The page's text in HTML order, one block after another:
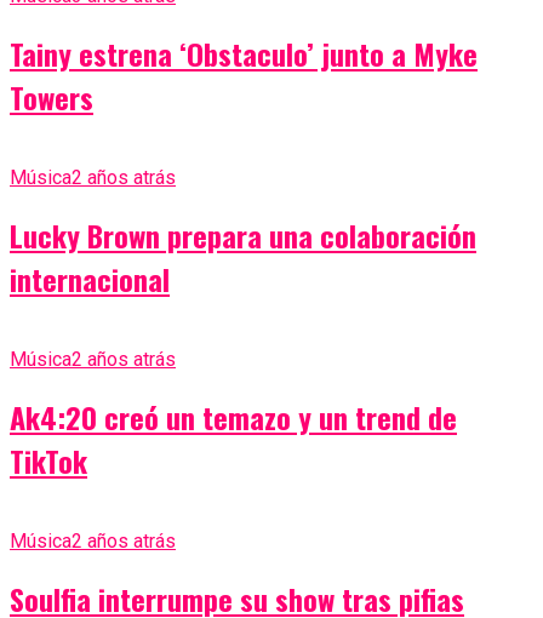
Tainy estrena ‘Obstaculo’ junto a Myke
Towers
Música2 años atrás
Lucky Brown prepara una colaboración
internacional
Música2 años atrás
Ak4:20 creó un temazo y un trend de
TikTok
Música2 años atrás
Soulfia interrumpe su show tras pifias